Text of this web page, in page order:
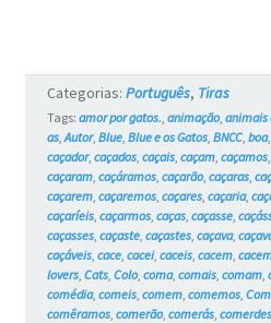
Categorias: Português, Tiras
Tags: amor por gatos. animação, animais
as, Autor, Blue, Blue e os Gatos, BNCC, boa,
caçador, caçados, caçais, caçam, caçamos,
caçaram, caçáramos, caçarão, caçaras,
caçarem, caçaremos, caçares, caçaria,
caçaríeis, caçarmos, caças, caçasse,
caçasses, caçaste, caçastes, caçava,
caçáveis, cace, cacei, caceis, cacem,
lovers, Cats, Colo, coma, comais, comam,
comédia, comeis, comem, comemos,
comêramos, comerão, comerás, comerdes